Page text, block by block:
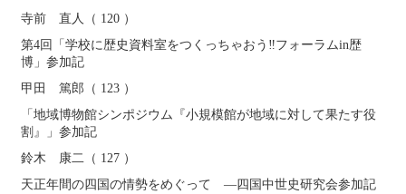
寺前 直人（ 120 ）
第4回「学校に歴史資料室をつくっちゃおう‼フォーラムin歴
博」参加記
甲田 篤郎（ 123 ）
「地域博物館シンポジウム『小規模館が地域に対して果たす役
割』」参加記
鈴木 康二（ 127 ）
天正年間の四国の情勢をめぐって ―四国中世史研究会参加記